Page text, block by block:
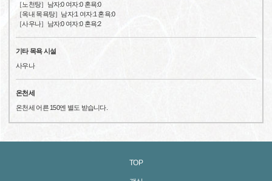
［노천탕］남자:0 여자:0 혼욕:0
［옥내 목욕탕］남자:1 여자:1 혼욕:0
［사우나］남자:0 여자:0 혼욕:2
기타 목욕 시설
사우나
온천세
온천세 어른 150엔 별도 받습니다.
TOP